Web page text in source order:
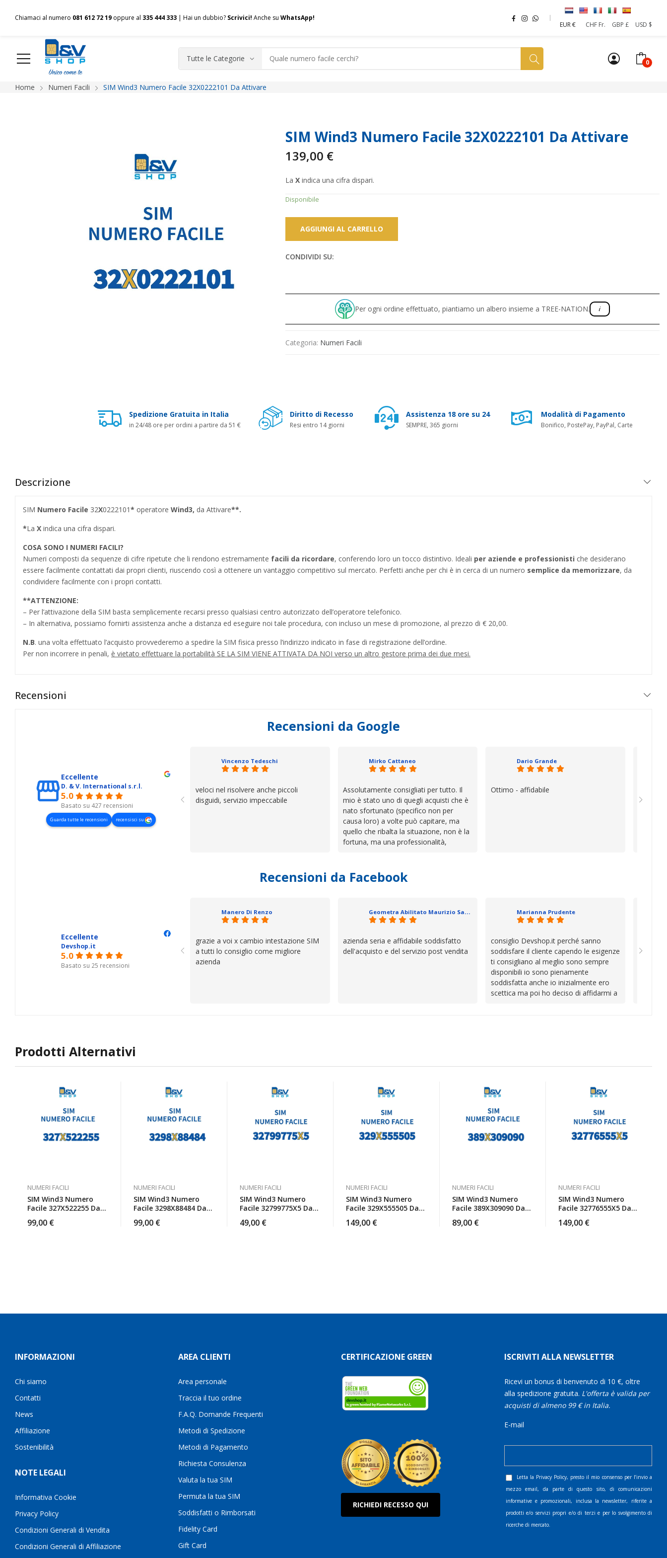
Chiamaci al numero 081 612 72 19 oppure al 335 444 333 | Hai un dubbio? Scrivici! Anche su WhatsApp!
EUR €
CHF Fr. GBP £ USD $
0
HOME Chi siamo Shop Spedizioni Pagamenti F.A.Q. Contatti
Home Numeri Facili SIM Wind3 Numero Facile 32X0222101 Da Attivare
SIM Wind3 Numero Facile 32X0222101 Da Attivare
139,00 €
La X indica una cifra dispari.
Disponibile
AGGIUNGI AL CARRELLO
CONDIVIDI SU:
Per ogni ordine effettuato, piantiamo un albero insieme a TREE-NATION.
Categoria: Numeri Facili
Spedizione Gratuita in Italia
in 24/48 ore per ordini a partire da 51 €
Diritto di Recesso
Resi entro 14 giorni
Assistenza 18 ore su 24
SEMPRE, 365 giorni
Modalità di Pagamento
Bonifico, PostePay, PayPal, Carte
Descrizione
SIM Numero Facile 32X0222101* operatore Wind3, da Attivare**.
*La X indica una cifra dispari.
COSA SONO I NUMERI FACILI?
Numeri composti da sequenze di cifre ripetute che li rendono estremamente facili da ricordare, conferendo loro un tocco distintivo. Ideali per aziende e professionisti che desiderano
essere facilmente contattati dai propri clienti, riuscendo così a ottenere un vantaggio competitivo sul mercato. Perfetti anche per chi è in cerca di un numero semplice da memorizzare, da
condividere facilmente con i propri contatti.
**ATTENZIONE:
– Per l’attivazione della SIM basta semplicemente recarsi presso qualsiasi centro autorizzato dell’operatore telefonico.
– In alternativa, possiamo fornirti assistenza anche a distanza ed eseguire noi tale procedura, con incluso un mese di promozione, al prezzo di € 20,00.
N.B. una volta effettuato l’acquisto provvederemo a spedire la SIM fisica presso l’indirizzo indicato in fase di registrazione dell’ordine.
Per non incorrere in penali, è vietato effettuare la portabilità SE LA SIM VIENE ATTIVATA DA NOI verso un altro gestore prima dei due mesi.
Recensioni
Recensioni da Google
Eccellente
D. & V. International s.r.l.
5.0
Basato su 427 recensioni
Guarda tutte le recensioni recensisci su
Vincenzo Tedeschi
veloci nel risolvere anche piccoli
disguidi, servizio impeccabile
Mirko Cattaneo
Assolutamente consigliati per tutto. Il
mio è stato uno di quegli acquisti che è
nato sfortunato (specifico non per
causa loro) a volte può capitare, ma
quello che ribalta la situazione, non è la
fortuna, ma una professionalità,
cose. Be', io qui è proprio quello che ho
trovato, un atteggiamento che va oltre
se avete bisogno siete in ottime mani.
Dario Grande
Ottimo - affidabile
vera
Recensioni da Facebook
Eccellente
Devshop.it
5.0
Basato su 25 recensioni
Manero Di Renzo
grazie a voi x cambio intestazione SIM
a tutti lo consiglio come migliore
azienda
Geometra Abilitato Maurizio Sammartano
azienda seria e affidabile soddisfatto
dell'acquisto e del servizio post vendita
Marianna Prudente
consiglio Devshop.it perché sanno
soddisfare il cliente capendo le esigenze
ti consigliano al meglio sono sempre
disponibili io sono pienamente
soddisfatta anche io inizialmente ero
scettica ma poi ho deciso di affidarmi a
cambio
Prodotti Alternativi
NUMERI FACILI
SIM Wind3 Numero
Facile 327X522255 Da
99,00 €
NUMERI FACILI
SIM Wind3 Numero
Facile 3298X88484 Da
99,00 €
NUMERI FACILI
SIM Wind3 Numero
Facile 32799775X5 Da
49,00 €
NUMERI FACILI
SIM Wind3 Numero
Facile 329X555505 Da
149,00 €
NUMERI FACILI
SIM Wind3 Numero
Facile 389X309090 Da
89,00 €
NUMERI FACILI
SIM Wind3 Numero
Facile 32776555X5 Da
149,00 €
INFORMAZIONI
Chi siamo
Contatti
News
Affiliazione
Sostenibilità
NOTE LEGALI
Informativa Cookie
Privacy Policy
Condizioni Generali di Vendita
Condizioni Generali di Affiliazione
AREA CLIENTI
Area personale
Traccia il tuo ordine
F.A.Q. Domande Frequenti
Metodi di Spedizione
Metodi di Pagamento
Richiesta Consulenza
Valuta la tua SIM
Permuta la tua SIM
Soddisfatti o Rimborsati
Fidelity Card
Gift Card
CERTIFICAZIONE GREEN
RICHIEDI RECESSO QUI
ISCRIVITI ALLA NEWSLETTER
Ricevi un bonus di benvenuto di 10 €, oltre
alla spedizione gratuita. L'offerta è valida per
acquisti di almeno 99 € in Italia.
E-mail
Letta la Privacy Policy, presto il mio consenso per l’invio a
mezzo email, da parte di questo sito, di comunicazioni
informative e promozionali, inclusa la newsletter, riferite a
prodotti e/o servizi propri e/o di terzi e per lo svolgimento di
ricerche di mercato.